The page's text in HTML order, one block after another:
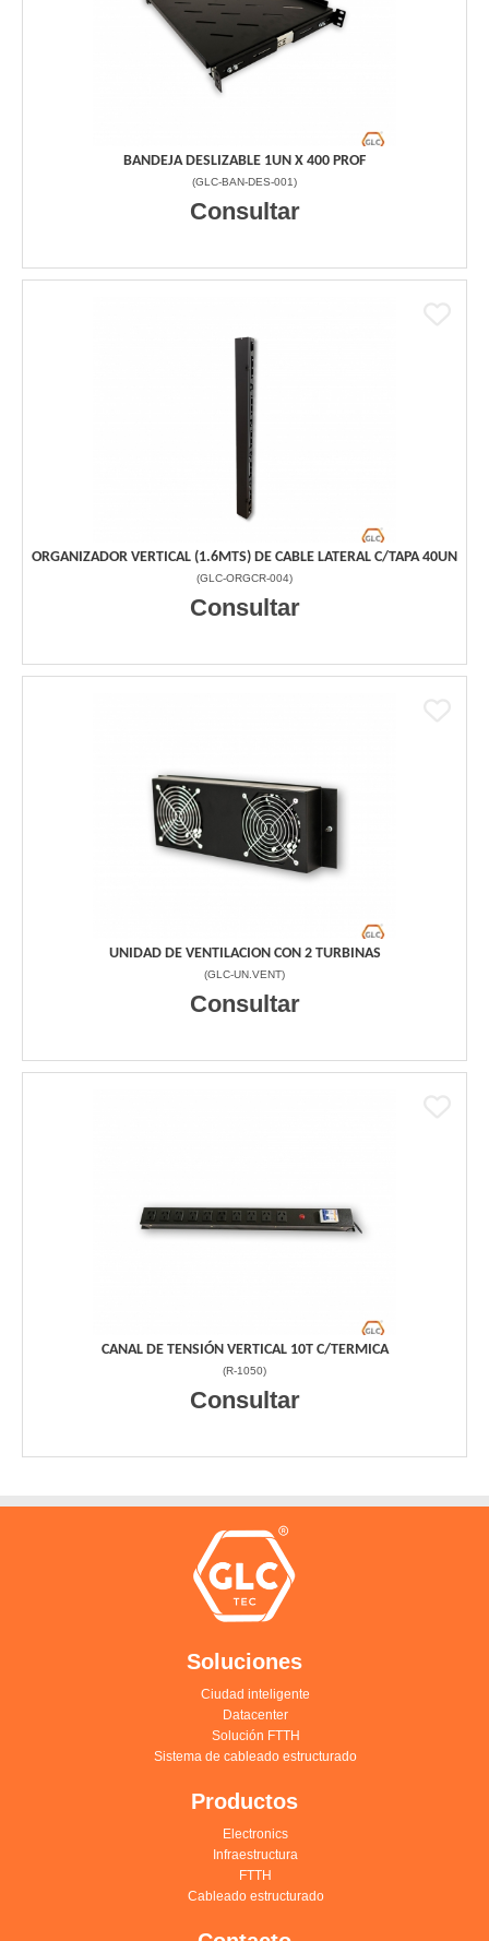
BANDEJA DESLIZABLE 1UN X 400 PROF
(GLC-BAN-DES-001)
Consultar
ORGANIZADOR VERTICAL (1.6MTS) DE CABLE LATERAL C/TAPA 40UN
(GLC-ORGCR-004)
Consultar
UNIDAD DE VENTILACION CON 2 TURBINAS
(GLC-UN.VENT)
Consultar
CANAL DE TENSIÓN VERTICAL 10T C/TERMICA
(R-1050)
Consultar
Soluciones
Ciudad inteligente
Datacenter
Solución FTTH
Sistema de cableado estructurado
Productos
Electronics
Infraestructura
FTTH
Cableado estructurado